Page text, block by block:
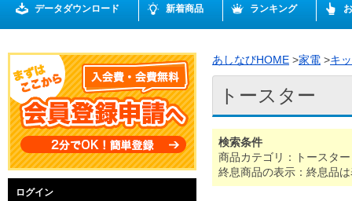
データダウンロード 新着商品 ランキング
ログイン
あしなびHOME >家電 >キ
トースター
検索条件
商品カテゴリ：トースター
終息商品の表示：終息品